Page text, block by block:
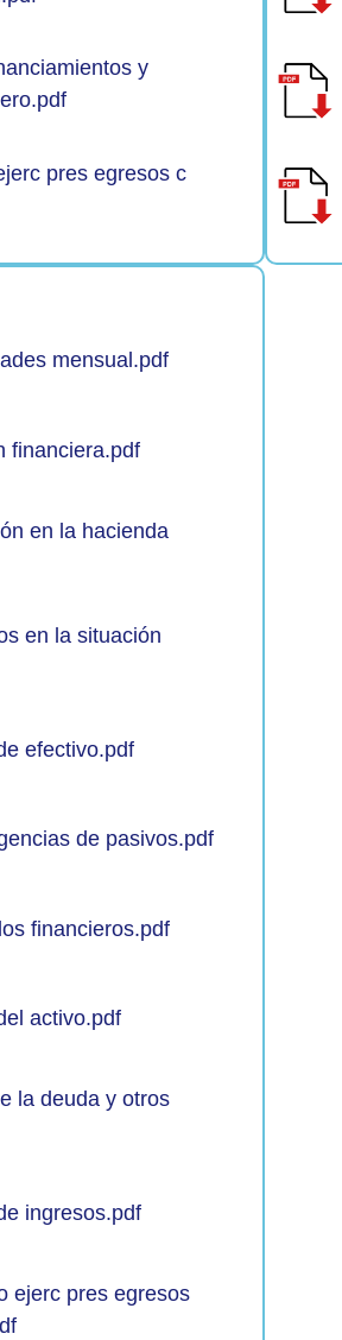
y
pres egresos c
mensual.pdf
financiera.pdf
en la hacienda
en la situación
efectivo.pdf
de pasivos.pdf
financieros.pdf
activo.pdf
la deuda y otros
ingresos.pdf
ejerc pres egresos